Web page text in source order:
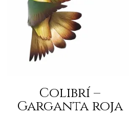
Colibrí –
Garganta roja